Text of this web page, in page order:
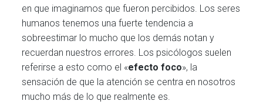
en que imaginamos que fueron percibidos. Los seres
humanos tenemos una fuerte tendencia a
sobreestimar lo mucho que los demás notan y
recuerdan nuestros errores. Los psicólogos suelen
referirse a esto como el «efecto foco», la
sensación de que la atención se centra en nosotros
mucho más de lo que realmente es.